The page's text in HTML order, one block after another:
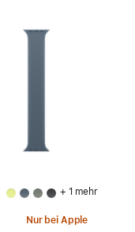
+ 1 mehr
Nur bei Apple